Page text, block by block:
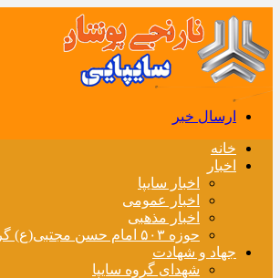
ارسال خبر
خانه
اخبار
اخبار سایپا
اخبار عمومی
اخبار مذهبی
حوزه ۵۰۳ امام حسن مجتبی(ع) گروه سایپا
جهاد و شهادت
شهدای گروه سایپا